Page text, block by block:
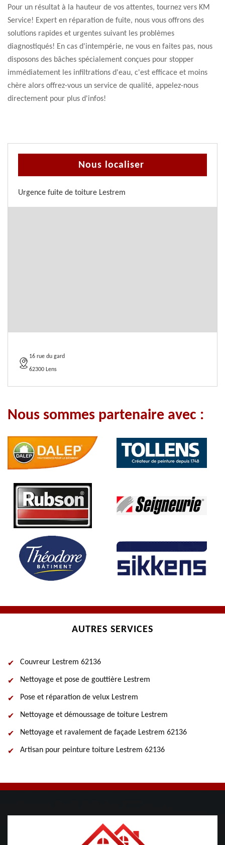
Pour un résultat à la hauteur de vos attentes, tournez vers KM
Service! Expert en réparation de fuite, nous vous offrons des
solutions rapides et urgentes suivant les problèmes
diagnostiqués! En cas d'intempérie, ne vous en faites pas, nous
disposons des bâches spécialement conçues pour stopper
immédiatement les infiltrations d'eau, c'est efficace et moins
chère alors offrez-vous un service de qualité, appelez-nous
directement pour plus d'infos!
Nous localiser
Urgence fuite de toiture Lestrem
16 rue du gard
62300 Lens
Nous sommes partenaire avec :
AUTRES SERVICES
Couvreur Lestrem 62136
Nettoyage et pose de gouttière Lestrem
Pose et réparation de velux Lestrem
Nettoyage et démoussage de toiture Lestrem
Nettoyage et ravalement de façade Lestrem 62136
Artisan pour peinture toiture Lestrem 62136